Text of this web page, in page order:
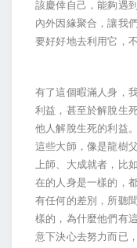
該慶倖自己，能夠遇
內外因緣聚合，讓我
要好好地去利用它，
有了這個暇滿人身，
利益，甚至於解脫生
他人解脫生死的利益
這些大師，像是龍樹
上師、大成就者，比
在的人身是一樣的，
有任何的差別，所聽
樣的，為什麼他們有
意下決心去努力而已